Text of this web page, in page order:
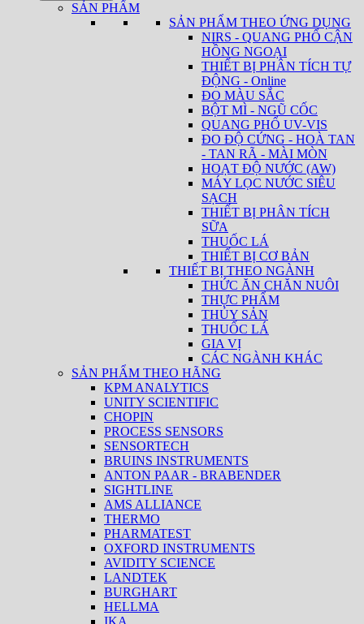
SẢN PHẨM
SẢN PHẨM THEO ỨNG DỤNG
NIRS - QUANG PHỔ CẬN
HỒNG NGOẠI
THIẾT BỊ PHÂN TÍCH TỰ
ĐỘNG - Online
ĐO MÀU SẮC
BỘT MÌ - NGŨ CỐC
QUANG PHỔ UV-VIS
ĐO ĐỘ CỨNG - HOÀ TAN
- TAN RÃ - MÀI MÒN
HOẠT ĐỘ NƯỚC (AW)
MÁY LỌC NƯỚC SIÊU
SẠCH
THIẾT BỊ PHÂN TÍCH
SỮA
THUỐC LÁ
THIẾT BỊ CƠ BẢN
THIẾT BỊ THEO NGÀNH
THỨC ĂN CHĂN NUÔI
THỰC PHẨM
THỦY SẢN
THUỐC LÁ
GIA VỊ
CÁC NGÀNH KHÁC
SẢN PHẨM THEO HÃNG
KPM ANALYTICS
UNITY SCIENTIFIC
CHOPIN
PROCESS SENSORS
SENSORTECH
BRUINS INSTRUMENTS
ANTON PAAR - BRABENDER
SIGHTLINE
AMS ALLIANCE
THERMO
PHARMATEST
OXFORD INSTRUMENTS
AVIDITY SCIENCE
LANDTEK
BURGHART
HELLMA
IKA